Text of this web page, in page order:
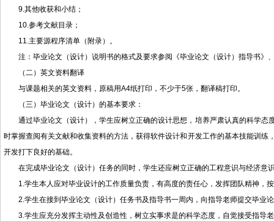
9.其他收获和小结；
10.参考文献目录；
11.主要源程序清单（附录）。
注：毕业论文（设计）说明书的格式及要求参阅《毕业论文（设计）指导书》
（二）英文资料翻译
与课题相关的英文资料，原稿用A4纸打印，不少于5张，翻译稿打印。
（三）毕业论文（设计）的基本要求：
通过毕业论文（设计），学生应树立正确的设计思想，培养严肃认真的科学
时掌握查阅有关文献和收集资料的方法，获得软件设计和开发工作的基本技能训
开发打下良好的基础。
在完成毕业论文（设计）任务的同时，学生还应树立正确的工程意识与经济意
1.学生本人应对毕业设计的工作质量负责，有高度的责任心，发挥团队精神，
2.学生在接到毕业论文（设计）任务书及指导书一周内，向指导老师提交毕业
3.学生应充分发挥主动性及创造性，树立实事求是的科学态度，自觉接受指导